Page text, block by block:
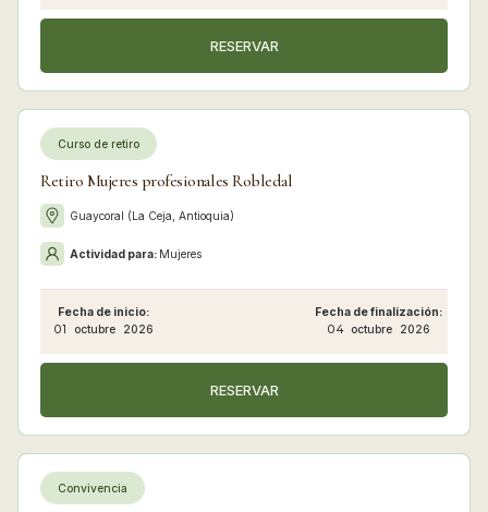
RESERVAR
Curso de retiro
Retiro Mujeres profesionales Robledal
Guaycoral (La Ceja, Antioquia)
Actividad para: Mujeres
Fecha de inicio:
01 octubre 2026
Fecha de finalización:
04 octubre 2026
RESERVAR
Convivencia